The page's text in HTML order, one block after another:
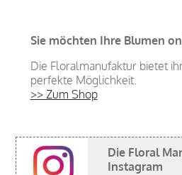
Sie möchten Ihre Blumen
Die Floralmanufaktur bietet
perfekte Möglichkeit.
>> Zum Shop
Die Floral
Instagram